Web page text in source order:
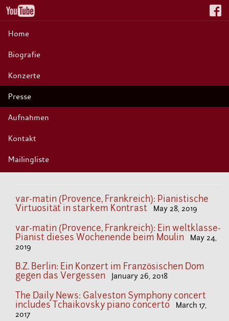
Home
Biografie
Konzerte
Presse
Aufnahmen
Kontakt
Mailingliste
var-matin (Provence, Frankreich): Pianistische
Virtuosität in starkem Kontrast
May 28, 2019
var-matin (Provence, Frankreich): Ein weltklasse-
Pianist dieses Wochenende beim Moulin
May 24,
2019
B.Z. Berlin: Ein Konzert im Französischen Dom
gegen das Vergessen
January 26, 2018
The Daily News: Galveston Symphony concert
includes Tchaikovsky piano concerto
March 17,
2017